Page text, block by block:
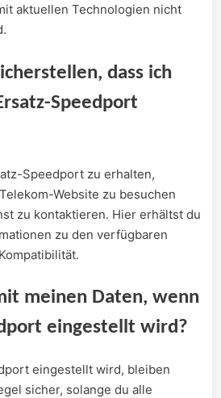
aktuellen⁣ Technologien nicht
dass ich
Speedport
Speedport ​zu erhalten,
Website zu besuchen
zu kontaktieren. Hier erhältst ⁤du
zu den verfügbaren
meinen Daten,⁢ wenn
eingestellt wird?
eingestellt wird, bleiben
sicher, solange du‍ alle